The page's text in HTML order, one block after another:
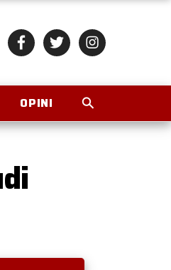
OPINI